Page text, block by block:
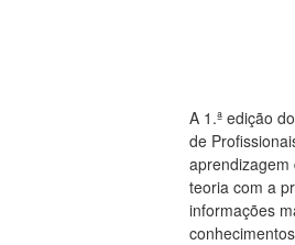
A 1.ª edição
de
aprendizagem
teoria com a
informações